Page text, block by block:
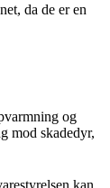
da de er en
og
mod skadedyr,
kan